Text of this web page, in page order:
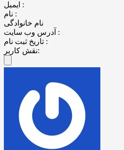
ایمیل :
نام :
نام خانوادگی
آدرس وب سایت :
تاریخ ثبت نام :
نقش کاربر: